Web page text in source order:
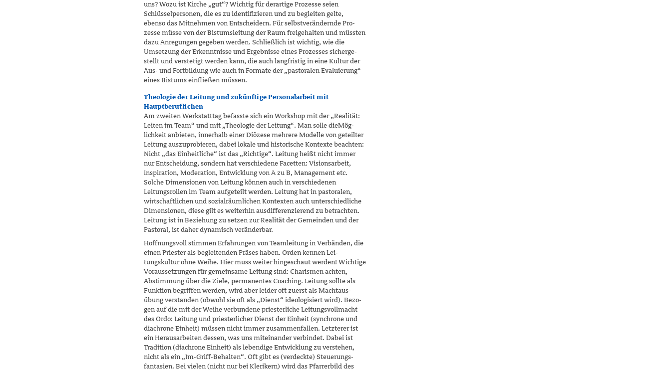
uns? Wozu ist Kirche „gut“? Wichtig für derartige Prozesse seien
Schlüsselpersonen, die es zu identifizieren und zu begleiten gelte,
ebenso das Mitnehmen von Entscheidern. Für selbstverändernde Pro­
zesse müsse von der Bistumsleitung der Raum freigehalten und müss­­ten
dazu Anregungen gegeben werden. Schließlich ist wichtig, wie die
Umsetzung der Erkenntnisse und Ergebnisse eines Prozesses sicherge­
stellt und verstetigt werden kann, die auch langfristig in eine Kultur der
Aus- und Fortbildung wie auch in Formate der „pastoralen Evaluierung“
eines Bistums einfließen müssen.
Theologie der Leitung und zukünftige Personalarbeit mit
Hauptberuflichen
Am zweiten Werkstatttag befasste sich ein Workshop mit der „Realität:
Leiten im Team“ und mit „Theologie der Leitung“. Man solle dieMög­
lichkeit anbieten, innerhalb einer Diözese mehrere Modelle von geteil­ter
Leitung auszuprobieren, dabei lokale und historische Kontexte be­achten:
Nicht „das Einheitliche“ ist das „Richtige“. Leitung heißt nicht immer
nur Entscheidung, sondern hat verschiedene Facetten: Visions­arbeit,
Inspiration, Moderation, Entwicklung von A zu B, Management etc.
Solche Dimensionen von Leitung können auch in verschiedenen
Leitungsrollen im Team aufgeteilt werden. Leitung hat in pastoralen,
wirtschaftlichen und sozialräumlichen Kontexten auch unterschied­liche
Dimensionen, diese gilt es weiterhin ausdifferenzierend zu be­trachten.
Leitung ist in Beziehung zu setzen zur Realität der Gemeinden und der
Pastoral, ist daher dynamisch veränderbar.
Hoffnungsvoll stimmen Erfahrungen von Teamleitung in Verbänden, die
einen Priester als begleitenden Präses haben. Orden kennen Lei­
tungskultur ohne Weihe. Hier muss weiter hingeschaut werden! Wich­tige
Voraussetzungen für gemeinsame Leitung sind: Charismen achten,
Abstimmung über die Ziele, permanentes Coaching. Leitung sollte als
Funktion begriffen werden, wird aber leider oft zuerst als Machtaus­
übung verstanden (obwohl sie oft als „Dienst“ ideologisiert wird). Bezo­
gen auf die mit der Weihe verbundene priesterliche Leitungsvollmacht
des Ordo: Leitung und priesterlicher Dienst der Einheit (synchrone und
diachrone Einheit) müssen nicht immer zusammenfallen. Letzterer ist
ein Herausarbeiten dessen, was uns miteinander verbindet. Dabei ist
Tradition (diachrone Einheit) als lebendige Entwicklung zu verstehen,
nicht als ein „Im-Griff-Behalten“. Oft gibt es (verdeckte) Steuerungs­
fantasien. Bei vielen (nicht nur bei Klerikern) wird das Pfarrerbild des